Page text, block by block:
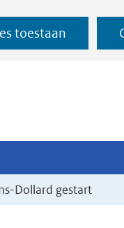
toestaan
Dollard gestart